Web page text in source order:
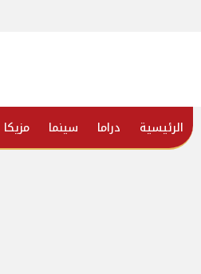
الرئيسية دراما سينما مزيكا